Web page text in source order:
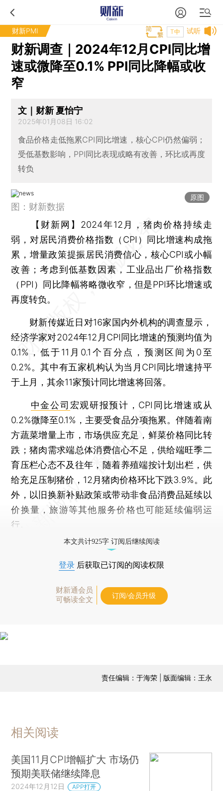
财新PMI 试听
T中
财新调查｜2024年12月CPI同比增
速或微降至0.1% PPI同比降幅或收
窄
文｜财新 夏怡宁
2025年01月08日 16:02
食品价格走低拖累CPI同比增速，核心CPI仍然偏弱；
受低基数影响，PPI同比表现或略有改善，环比或再度
转负
原图
图：财新数据
【财新网】 2024年12月，猪肉价格持续走
弱，对居民消费价格指数（CPI）同比增速构成拖
累，增量政策提振居民消费信心，核心CPI或小幅
改善；考虑到低基数因素，工业品出厂价格指数
（PPI）同比降幅将略微收窄，但是PPI环比增速或
再度转负。
财新传媒近日对16家国内外机构的调查显示，
经济学家对2024年12月CPI同比增速的预测均值为
0.1%，低于11月0.1个百分点，预测区间为0至
0.2%。其中有五家机构认为当月CPI同比增速持平
于上月，其余11家预计同比增速将回落。
中金公司 宏观研报预计，CPI同比增速或从
0.2%微降至0.1%，主要受食品分项拖累。伴随着南
方蔬菜增量上市，市场供应充足，鲜菜价格同比转
跌；猪肉需求端总体消费信心不足，供给端旺季二
育压栏心态不及往年，随着养殖端按计划出栏，供
给充足压制猪价，12月猪肉价格环比下跌3.9%。此
外，以旧换新补贴政策或带动非食品消费品延续以
价换量，旅游等其他服务价格也可能延续偏弱运
行。
本文共计925字 订阅后继续阅读
登录 后获取已订阅的阅读权限
财新通会员
可畅读全文
订阅/会员升级
责任编辑：于海荣 | 版面编辑：王永
相关阅读
美国11月CPI增幅扩大 市场仍
预期美联储继续降息
2024年12月12日 APP打开